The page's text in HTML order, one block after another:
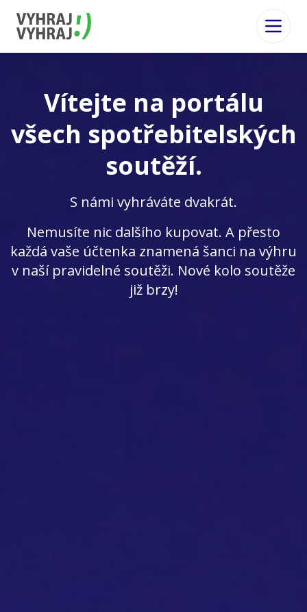
Vítejte na portálu
všech spotřebitelských
soutěží.
S námi vyhráváte dvakrát.
Nemusíte nic dalšího kupovat. A přesto
každá vaše účtenka znamená šanci na výhru
v naší pravidelné soutěži. Nové kolo soutěže
již brzy!